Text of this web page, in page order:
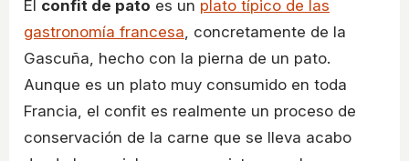
El confit de pato es un plato típico de las
gastronomía francesa, concretamente de la
Gascuña, hecho con la pierna de un pato.
Aunque es un plato muy consumido en toda
Francia, el confit es realmente un proceso de
conservación de la carne que se lleva acabo